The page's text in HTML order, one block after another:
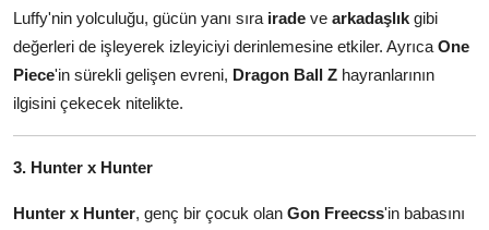
Luffy'nin yolculuğu, gücün yanı sıra irade ve arkadaşlık gibi
değerleri de işleyerek izleyiciyi derinlemesine etkiler. Ayrıca One
Piece'in sürekli gelişen evreni, Dragon Ball Z hayranlarının
ilgisini çekecek nitelikte.
3. Hunter x Hunter
Hunter x Hunter, genç bir çocuk olan Gon Freecss'in babasını